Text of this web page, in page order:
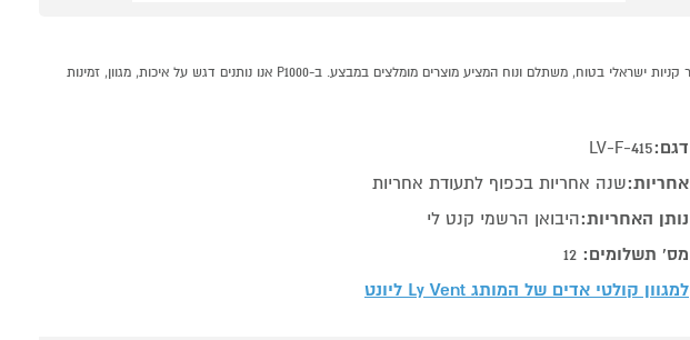
קולט אדים 60 ס"מ דגם LyVent LV-F-415 ליוונט שחור קונים אונליין בקטגוריית ארובה - 60 ס"מ במחלקת תנורים, כיריים וקולטים בP1000 - אתר קניות ישראלי בטוח, משתלם ונוח המציע מוצרים מומלצים במבצע. ב-P1000 אנו נותנים דגש על איכות, מגוון, זמינות
דגם:LV-F-415
אחריות:שנה אחריות בכפוף לתעודת אחריות
נותן האחריות:היבואן הרשמי קנט לי
מס' תשלומים: 12
למגוון קולטי אדים של המותג Ly Vent ליונט